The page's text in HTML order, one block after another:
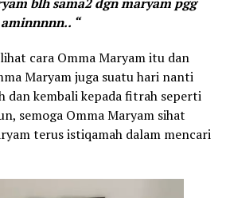
blh sama2 dgn maryam pgg
“
cara Omma Maryam itu dan
Maryam juga suatu hari nanti
dan kembali kepada fitrah seperti
semoga Omma Maryam sihat
terus istiqamah dalam mencari